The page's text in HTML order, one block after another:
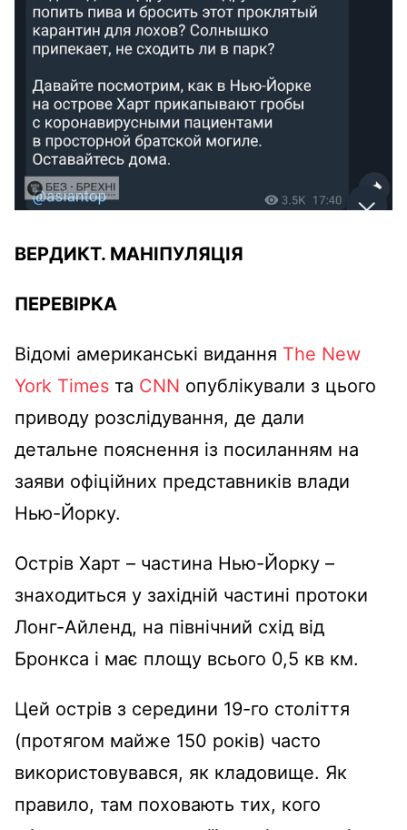
ВЕРДИКТ. МАНІПУЛЯЦІЯ
ПЕРЕВІРКА
Відомі американські видання The New
York Times та CNN опублікували з цього
приводу розслідування, де дали
детальне пояснення із посиланням на
заяви офіційних представників влади
Нью-Йорку.
Острів Харт – частина Нью-Йорку –
знаходиться у західній частині протоки
Лонг-Айленд, на північний схід від
Бронкса і має площу всього 0,5 кв км.
Цей острів з середини 19-го століття
(протягом майже 150 років) часто
використовувався, як кладовище. Як
правило, там поховають тих, кого